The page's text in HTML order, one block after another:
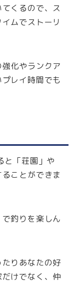
くるので、ス
ムでストーリ
化やランクア
レイ時間でも
と「荘園」や
ことができま
釣りを楽しん
りあなたの好
けでなく、仲